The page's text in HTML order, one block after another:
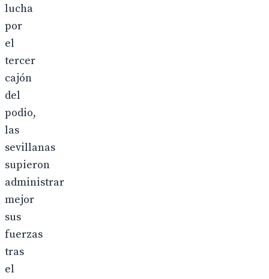
lucha
por
el
tercer
cajón
del
podio,
las
sevillanas
supieron
administrar
mejor
sus
fuerzas
tras
el